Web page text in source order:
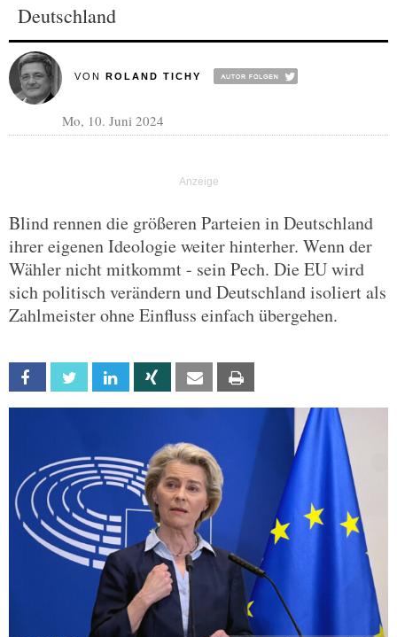
Deutschland
VON ROLAND TICHY
Mo, 10. Juni 2024
Blind rennen die größeren Parteien in Deutschland
ihrer eigenen Ideologie weiter hinterher. Wenn der
Wähler nicht mitkommt - sein Pech. Die EU wird
sich politisch verändern und Deutschland isoliert als
Zahlmeister ohne Einfluss einfach übergehen.
Facebook Twitter Linkedin Xing Email